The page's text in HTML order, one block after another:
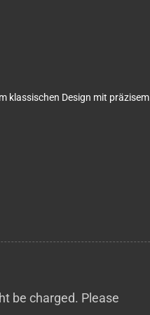
klassischen Design mit präzisem
be charged. Please